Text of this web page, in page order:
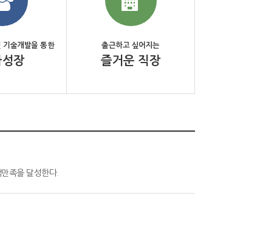
기술개발을 통한
장
출근하고 싶어지는
즐거운 직장
족을 달성한다.